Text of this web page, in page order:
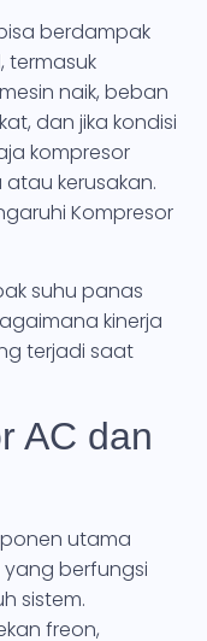
berdampak
termasuk
naik, beban
dan jika kondisi
kompresor
kerusakan.
Kompresor
suhu panas
kinerja
terjadi saat
AC dan
utama
berfungsi
sistem.
freon,